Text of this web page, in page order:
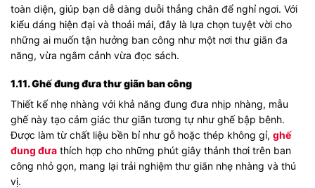
toàn diện, giúp bạn dễ dàng duỗi thẳng chân để nghỉ ngơi. Với
kiểu dáng hiện đại và thoải mái, đây là lựa chọn tuyệt vời cho
những ai muốn tận hưởng ban công như một nơi thư giãn đa
năng, vừa ngắm cảnh vừa đọc sách.
1.11. Ghế đung đưa thư giãn ban công
Thiết kế nhẹ nhàng với khả năng đung đưa nhịp nhàng, mẫu
ghế này tạo cảm giác thư giãn tương tự như ghế bập bênh.
Được làm từ chất liệu bền bỉ như gỗ hoặc thép không gỉ, ghế
đung đưa thích hợp cho những phút giây thảnh thơi trên ban
công nhỏ gọn, mang lại trải nghiệm thư giãn nhẹ nhàng và thú
vị.